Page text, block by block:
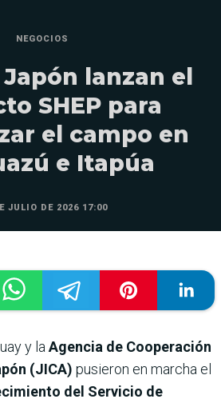
NEGOCIOS
Japón lanzan el
SHEP para
el campo en
e Itapúa
JULIO DE 2026 17:00
y la Agencia de Cooperación
(JICA) pusieron en marcha el
del Servicio de